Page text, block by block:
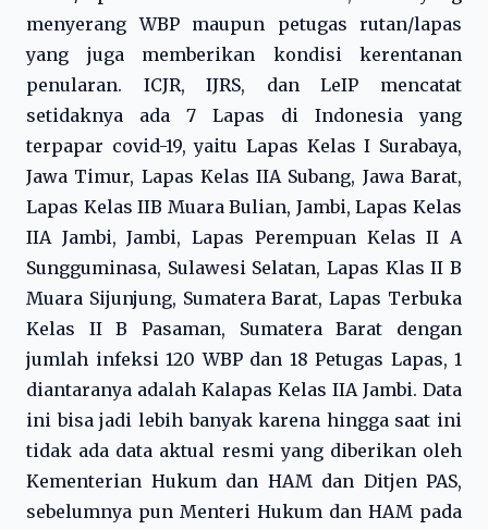
menyerang WBP maupun petugas rutan/lapas
yang juga memberikan kondisi kerentanan
penularan. ICJR, IJRS, dan LeIP mencatat
setidaknya ada 7 Lapas di Indonesia yang
terpapar covid-19, yaitu Lapas Kelas I Surabaya,
Jawa Timur, Lapas Kelas IIA Subang, Jawa Barat,
Lapas Kelas IIB Muara Bulian, Jambi, Lapas Kelas
IIA Jambi, Jambi, Lapas Perempuan Kelas II A
Sungguminasa, Sulawesi Selatan, Lapas Klas II B
Muara Sijunjung, Sumatera Barat, Lapas Terbuka
Kelas II B Pasaman, Sumatera Barat dengan
jumlah infeksi 120 WBP dan 18 Petugas Lapas, 1
diantaranya adalah Kalapas Kelas IIA Jambi. Data
ini bisa jadi lebih banyak karena hingga saat ini
tidak ada data aktual resmi yang diberikan oleh
Kementerian Hukum dan HAM dan Ditjen PAS,
sebelumnya pun Menteri Hukum dan HAM pada